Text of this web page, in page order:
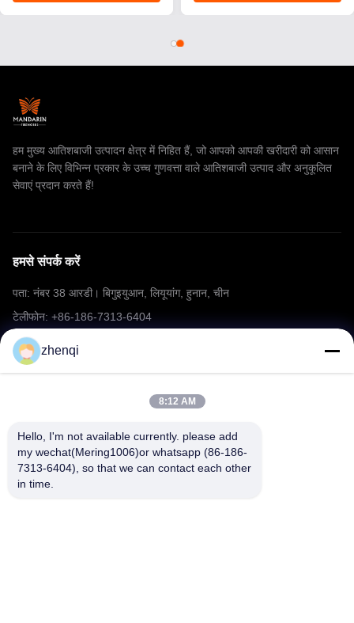
हम मुख्य आतिशबाजी उत्पादन क्षेत्र में निहित हैं, जो आपको आपकी खरीदारी को आसान
बनाने के लिए विभिन्न प्रकार के उच्च गुणवत्ता वाले आतिशबाजी उत्पाद और अनुकूलित
सेवाएं प्रदान करते हैं!
हमसे संपर्क करें
पता: नंबर 38 आरडी। बिगुइयुआन, लियूयांग, हुनान, चीन
टेलीफोन: +86-186-7313-6404
ईमेल: mering@mandarinfireworks.com
zhenqi
8:12 AM
Hello, I'm not available currently. please add
my wechat(Mering1006)or whatsapp (86-186-
7313-6404), so that we can contact each other
in time.